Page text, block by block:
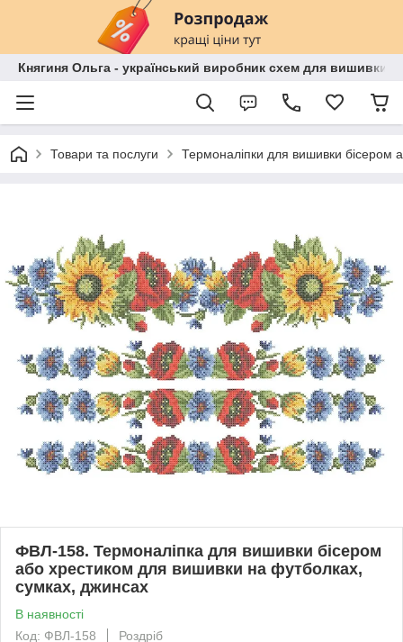
Княгиня Ольга - український виробник схем для вишивки
Товари та послуги Термоналіпки для вишивки бісером
ФВЛ-158. Термоналіпка для вишивки бісером
або хрестиком для вишивки на футболках,
сумках, джинсах
В наявності
Код: ФВЛ-158
Роздріб